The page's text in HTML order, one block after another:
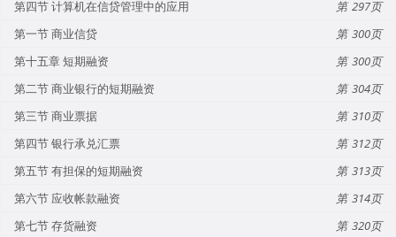
第四节 计算机在信贷管理中的应用
297
第一节 商业信贷
300
第十五章 短期融资
300
第二节 商业银行的短期融资
304
第三节 商业票据
310
第四节 银行承兑汇票
312
第五节 有担保的短期融资
313
第六节 应收帐款融资
314
第七节 存货融资
320